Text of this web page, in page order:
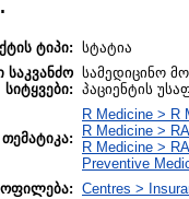
ტიპი: სტატია
სიტყვები:
სამედიცინო
პაციენტის
თემატიკა:
R Medicine > R
R Medicine >
R Medicine >
Preventive
Centres >